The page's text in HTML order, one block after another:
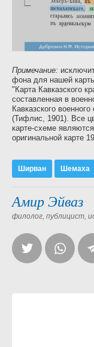
Примечание:
фона для нашей
"Карта Кавказского
составленная в
Кавказского
(Тифлис, 1901). Все
карте-схеме
оригинальной карте
Ширван Шемаха
Амир Эйваз